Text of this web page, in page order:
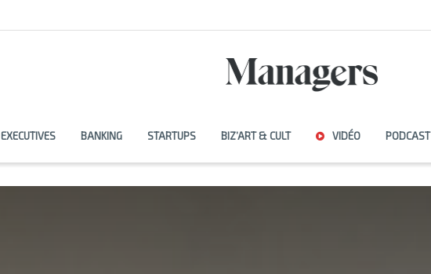
EXECUTIVES BANKING STARTUPS BIZ’ART & CULT VIDÉO PODCAST